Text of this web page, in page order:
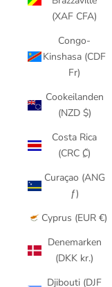
(XAF CFA)
Congo-
Kinshasa (CDF
Fr)
Cookeilanden
(NZD $)
Costa Rica
(CRC ₡)
Curaçao (ANG
ƒ)
Cyprus (EUR €)
Denemarken
(DKK kr.)
Djibouti (DJF